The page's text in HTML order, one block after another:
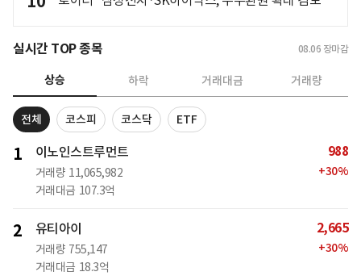
실시간 TOP 종목 08.06 장마감
상승 하락 거래대금 거래량
전체 코스피 코스닥 ETF
1 이노인스트루먼트
거래량 11,065,982
거래대금 107.3억
988
+30%
2 유티아이
거래량 755,147
거래대금 18.3억
2,665
+30%